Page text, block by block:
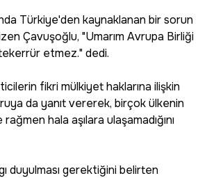
Türkiye'den kaynaklanan bir sorun
Çavuşoğlu, "Umarım Avrupa Birliği
etmez." dedi.
fikri mülkiyet haklarına ilişkin
da yanıt vererek, birçok ülkenin
hala aşılara ulaşamadığını
duyulması gerektiğini belirten